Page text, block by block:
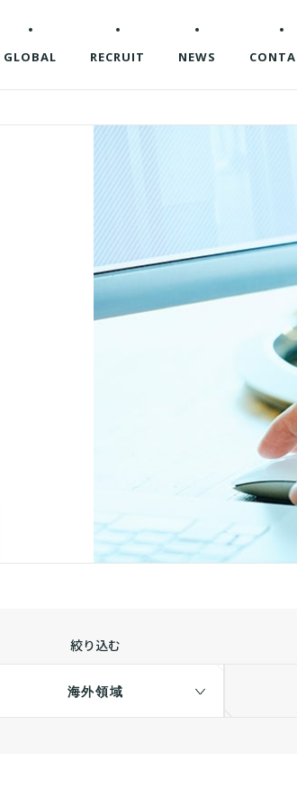
GLOBAL RECRUIT NEWS
絞り込む
海外領域